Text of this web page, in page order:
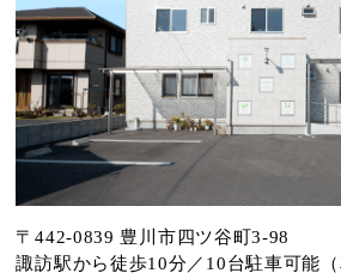
〒442-0839 豊川市四ツ谷町3-98
諏訪駅から徒歩10分／10台駐車可能